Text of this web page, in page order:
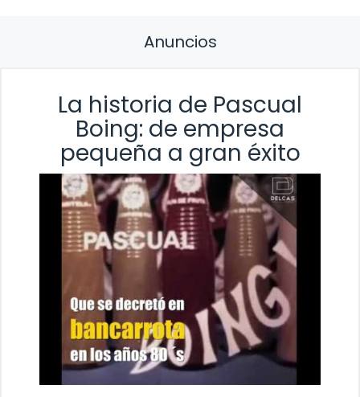
Anuncios
La historia de Pascual
Boing: de empresa
pequeña a gran éxito